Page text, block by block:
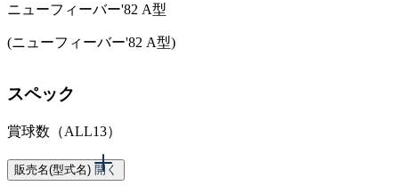
ニューフィーバー'82 A型
(ニューフィーバー'82 A型)
スペック
賞球数（ALL13）
販売名(型式名) 開く